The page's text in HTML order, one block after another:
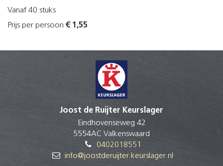
Vanaf 40 stuks
Prijs per persoon € 1,55
Joost de Ruijter Keurslager
Eindhovenseweg 42
5554AC Valkenswaard
0402018551
info@joostderuijter.keurslager.nl